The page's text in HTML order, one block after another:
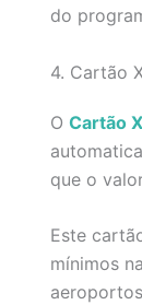
do
4. Cartão
O Cartão
que o
Este
mínimos